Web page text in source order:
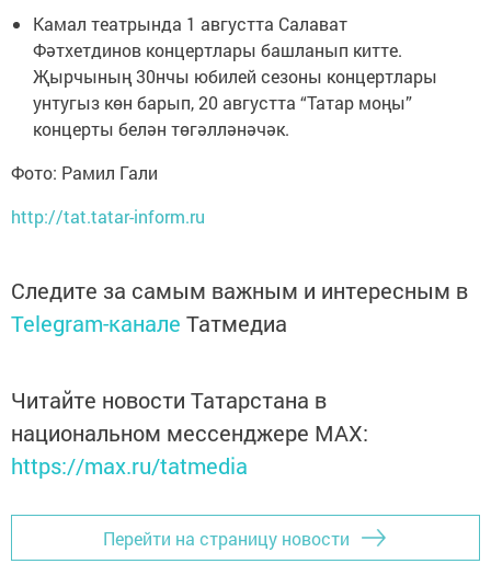
Камал театрында 1 августта Салават
Фәтхетдинов концертлары башланып китте.
Җырчының 30нчы юбилей сезоны концертлары
унтугыз көн барып, 20 августта “Татар моңы”
концерты белән төгәлләнәчәк.
Фото: Рамил Гали
http://tat.tatar-inform.ru
Следите за самым важным и интересным в
Telegram-канале Татмедиа
Читайте новости Татарстана в
национальном мессенджере MАХ:
https://max.ru/tatmedia
Перейти на страницу новости